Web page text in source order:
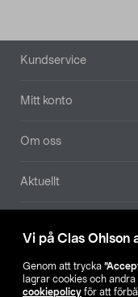
Vi på Clas Ohlson
Genom att trycka
lagrar cookies och
cookiepolicy för att
Sidfot
Kundservice
Mitt konto
Om oss
Aktuellt